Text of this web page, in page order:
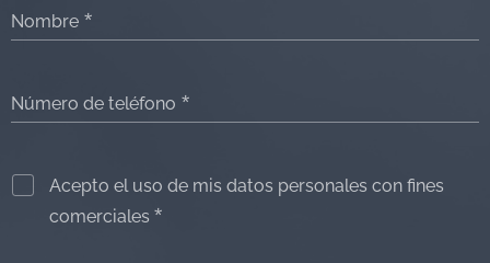
Nombre
Número de teléfono
Acepto el uso de mis datos personales con fines
comerciales